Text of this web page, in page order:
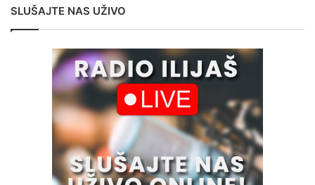
SLUŠAJTE NAS UŽIVO